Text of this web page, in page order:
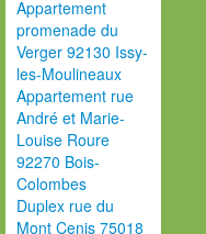
Appartement
promenade du
Verger 92130 Issy-
les-Moulineaux
Appartement rue
André et Marie-
Louise Roure
92270 Bois-
Colombes
Duplex rue du
Mont Cenis 75018